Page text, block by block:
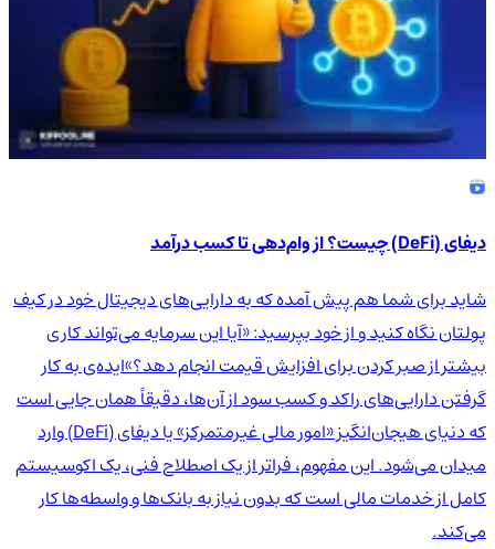
دیفای (DeFi) چیست؟ از وام‌دهی تا کسب درآمد
شاید برای شما هم پیش آمده که به دارایی‌های دیجیتال خود در کیف
پولتان نگاه کنید و از خود بپرسید: «آیا این سرمایه می‌تواند کاری
بیشتر از صبر کردن برای افزایش قیمت انجام دهد؟»ایده‌ی به کار
گرفتن دارایی‌های راکد و کسب سود از آن‌ها، دقیقاً همان جایی است
که دنیای هیجان‌انگیز «امور مالی غیرمتمرکز» یا دیفای (DeFi) وارد
میدان می‌شود. این مفهوم، فراتر از یک اصطلاح فنی، یک اکوسیستم
کامل از خدمات مالی است که بدون نیاز به بانک‌ها و واسطه‌ها کار
می‌کند.